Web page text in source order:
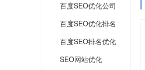
百度SEO优化公司
百度SEO优化排名
百度SEO排名优化
SEO网站优化